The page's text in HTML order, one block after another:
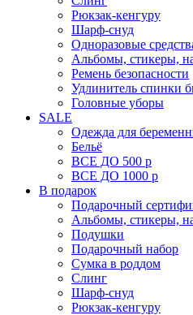
Рюкзак-кенгуру
Шарф-снуд
Одноразовые
Альбомы, стикеры,
Ремень безопасности
Удлинитель спинки
Головные уборы
SALE
Одежда для
Бельё
ВСЕ ДО 500 р
ВСЕ ДО 1000 р
В подарок
Подарочный
Альбомы, стикеры,
Подушки
Подарочный набор
Сумка в роддом
Слинг
Шарф-снуд
Рюкзак-кенгуру